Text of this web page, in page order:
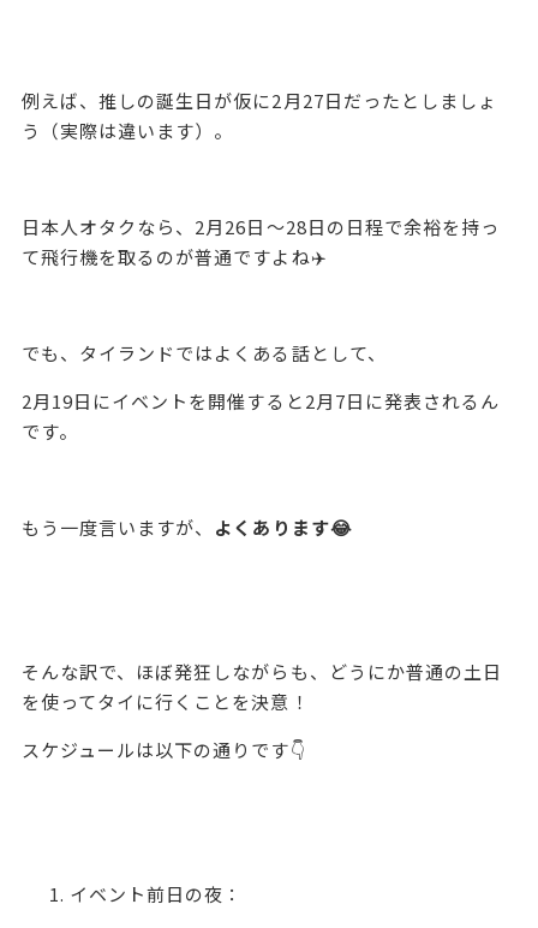
例えば、推しの誕生日が仮に2月27日だったとしましょ
う（実際は違います）。
日本人オタクなら、2月26日〜28日の日程で余裕を持っ
て飛行機を取るのが普通ですよね✈️
でも、タイランドではよくある話として、
2月19日にイベントを開催すると2月7日に発表されるん
です。
もう一度言いますが、 よくあります😂
そんな訳で、ほぼ発狂しながらも、どうにか普通の土日
を使ってタイに行くことを決意！
スケジュールは以下の通りです👇
イベント前日の夜：